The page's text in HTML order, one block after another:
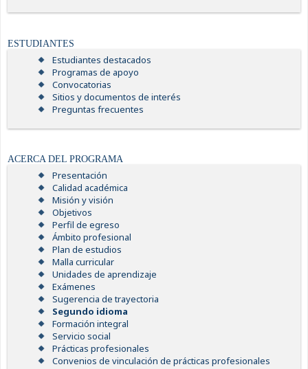
ESTUDIANTES
Estudiantes destacados
Programas de apoyo
Convocatorias
Sitios y documentos de interés
Preguntas frecuentes
ACERCA DEL PROGRAMA
Presentación
Calidad académica
Misión y visión
Objetivos
Perfil de egreso
Ámbito profesional
Plan de estudios
Malla curricular
Unidades de aprendizaje
Exámenes
Sugerencia de trayectoria
Segundo idioma
Formación integral
Servicio social
Prácticas profesionales
Convenios de vinculación de prácticas profesionales